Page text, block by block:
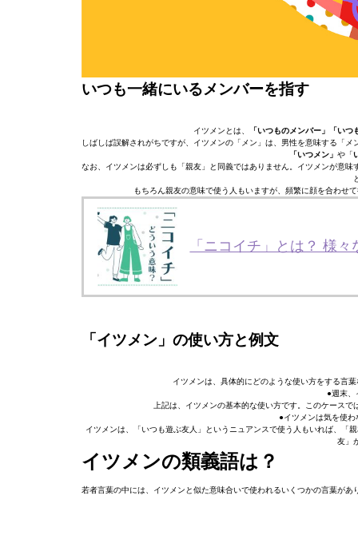
いつも一緒にいるメンバーを指す
イツメンとは、
「いつものメンバー」「い
しばしば誤解されがちですが、イツメンの「メン」は、男性を意味する「
「いつメン」 や「
なお、イツメンは必ずしも「親友」と同義ではありません。イツメンが意
もちろん親友の意味で使う人もいますが、頻繁に顔を合わせ
「ニコイチ」とは？ 様
「イツメン」の使い方と例文
イツメンは、具体的にどのような使い方をする言
●週末、
上記は、イツメンの基本的な使い方です。このケース
●イツメンは気を使
イツメンは、「いつも遊ぶ友人」というニュアンスで使う人もいれば、「
友」
イツメンの類義語は？
若者言葉の中には、イツメンと似た意味合いで使われるいくつかの言葉が